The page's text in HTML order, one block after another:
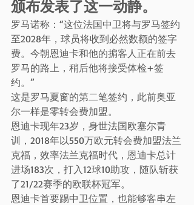
颁布发表了这一动静。
罗马诺称：“这位法国中卫将与罗马签约
至2028年，球员将收到必然数额的签字
费。今朝恩迪卡和他的掮客人正在前去
罗马的路上，稍后他将接受体检+签
约。”
这是罗马夏窗的第二笔签约，此前奥亚
尔一样是零转会费加盟。
恩迪卡现年23岁，身世法国欧塞尔青
训，2018年以550万欧元转会费加盟法兰
克福，效率法兰克福时代，恩迪卡总计
进场183次，打入12球10助攻，随队斩获
了21/22赛季的欧联杯冠军。
恩迪卡首要踢中卫位置，也能够客串左